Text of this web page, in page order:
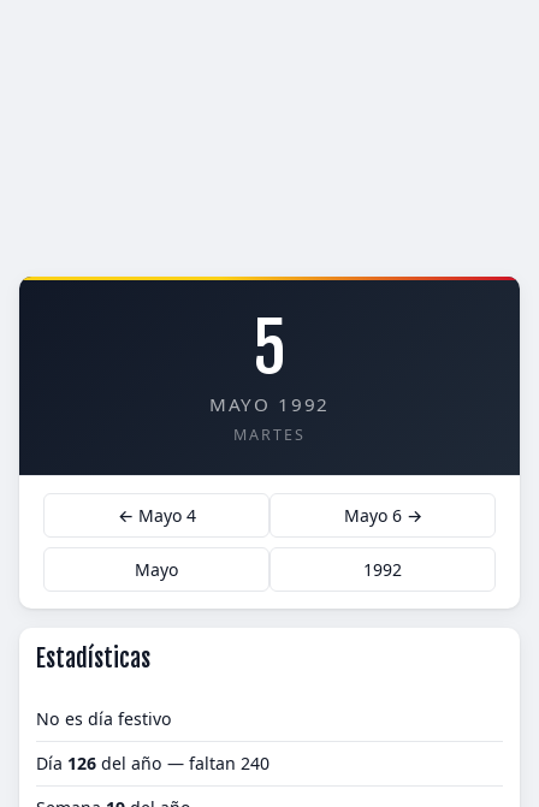
5
MAYO 1992
MARTES
← Mayo 4 Mayo 6 →
Mayo 1992
Estadísticas
No es día festivo
Día 126 del año — faltan 240